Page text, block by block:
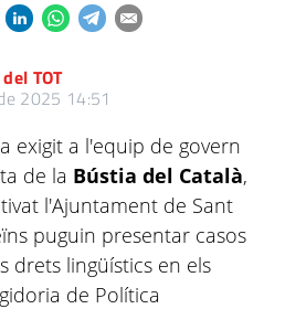
TOT
2025 14:51
exigit a l'equip de govern
de la Bústia del Català,
l'Ajuntament de Sant
puguin presentar casos
drets lingüístics en els
de Política